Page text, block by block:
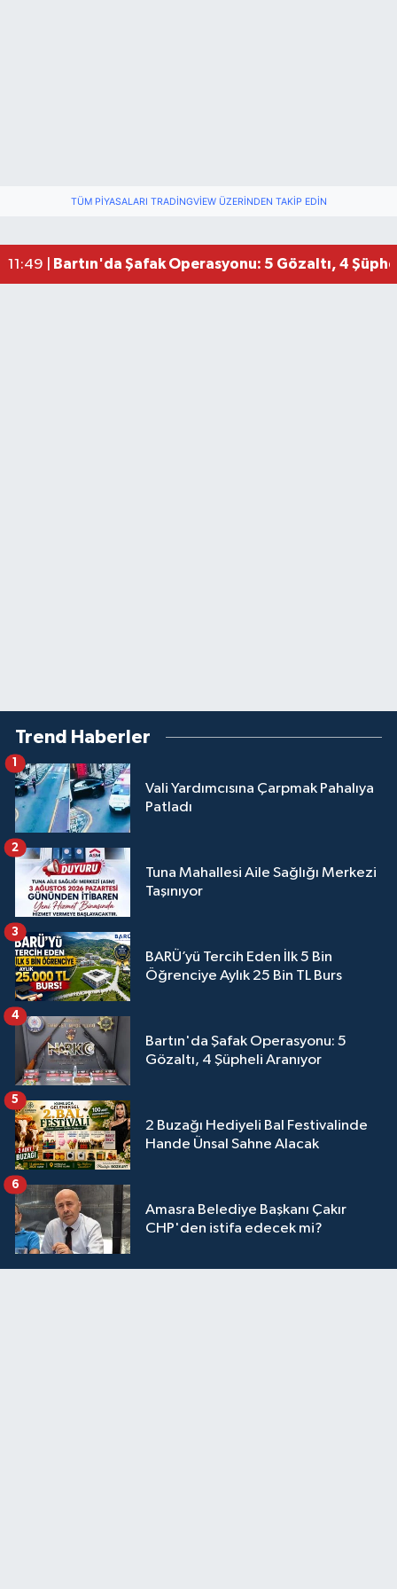
TÜM PIYASALARI TRADINGVIEW ÜZERINDEN TAKIP EDIN
11:49 | Bartın'da Şafak Operasyonu: 5 Gözaltı, 4
Trend Haberler
Vali Yardımcısına Çarpmak Pahalıya
Patladı
Tuna Mahallesi Aile Sağlığı Merkezi
Taşınıyor
2
BARÜ’yü Tercih Eden İlk 5 Bin
Öğrenciye Aylık 25 Bin TL Burs
3
Bartın'da Şafak Operasyonu: 5
Gözaltı, 4 Şüpheli Aranıyor
4
2 Buzağı Hediyeli Bal Festivalinde
Hande Ünsal Sahne Alacak
5
Amasra Belediye Başkanı Çakır
CHP'den istifa edecek mi?
6